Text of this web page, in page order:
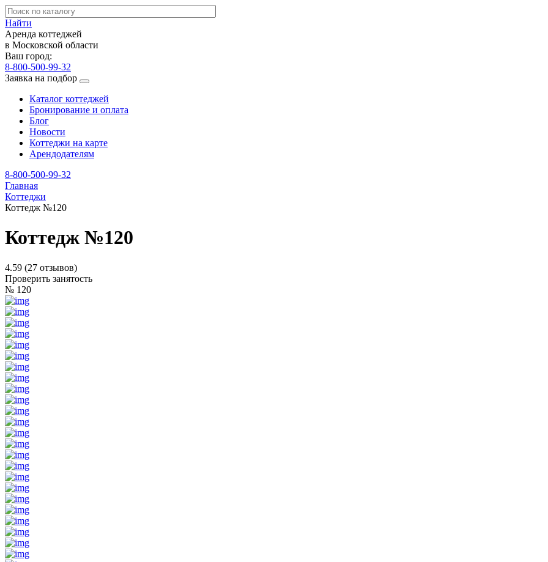
Найти
Аренда коттеджей
в Московской области
Ваш город:
8-800-500-99-32
Заявка на подбор
Каталог коттеджей
Бронирование и оплата
Блог
Новости
Коттеджи на карте
Арендодателям
8-800-500-99-32
Главная
Коттеджи
Коттедж №120
Коттедж №120
4.59 (27 отзывов)
Проверить занятость
№ 120